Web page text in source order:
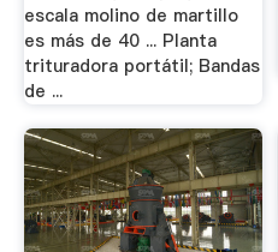
escala molino de martillo
es más de 40 ... Planta
trituradora portátil; Bandas
de ...